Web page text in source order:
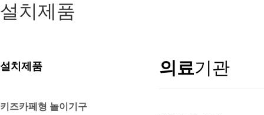
설치제품
설치제품
키즈카페형 놀이기구
의료기관